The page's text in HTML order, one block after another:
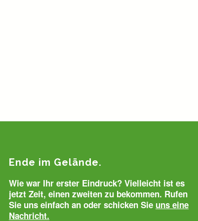
Ende im Gelände.
Wie war Ihr erster Eindruck? Vielleicht ist es
jetzt Zeit, einen zweiten zu bekommen. Rufen
Sie uns einfach an oder schicken Sie uns eine
Nachricht.